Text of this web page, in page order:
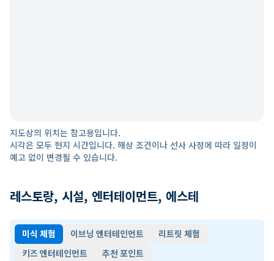
지도상의 위치는 참고용입니다.
시각은 모두 현지 시간입니다. 해상 조건이나 선사 사정에 따라 일정이
예고 없이 변경될 수 있습니다.
레스토랑, 시설, 엔터테이먼트, 에스테
미식 체험 이브닝 엔터테인먼트
리트릿 체험
키즈 엔터테인먼트
추천 포인트